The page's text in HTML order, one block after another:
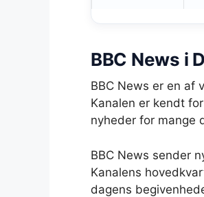
BBC News i
BBC News er en af
Kanalen er kendt
nyheder for mange
BBC News sender
Kanalens
dagens